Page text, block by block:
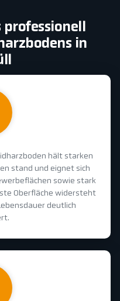
professionell
in
hält starken
stand und eignet sich
sowie stark
Oberfläche widersteht
deutlich